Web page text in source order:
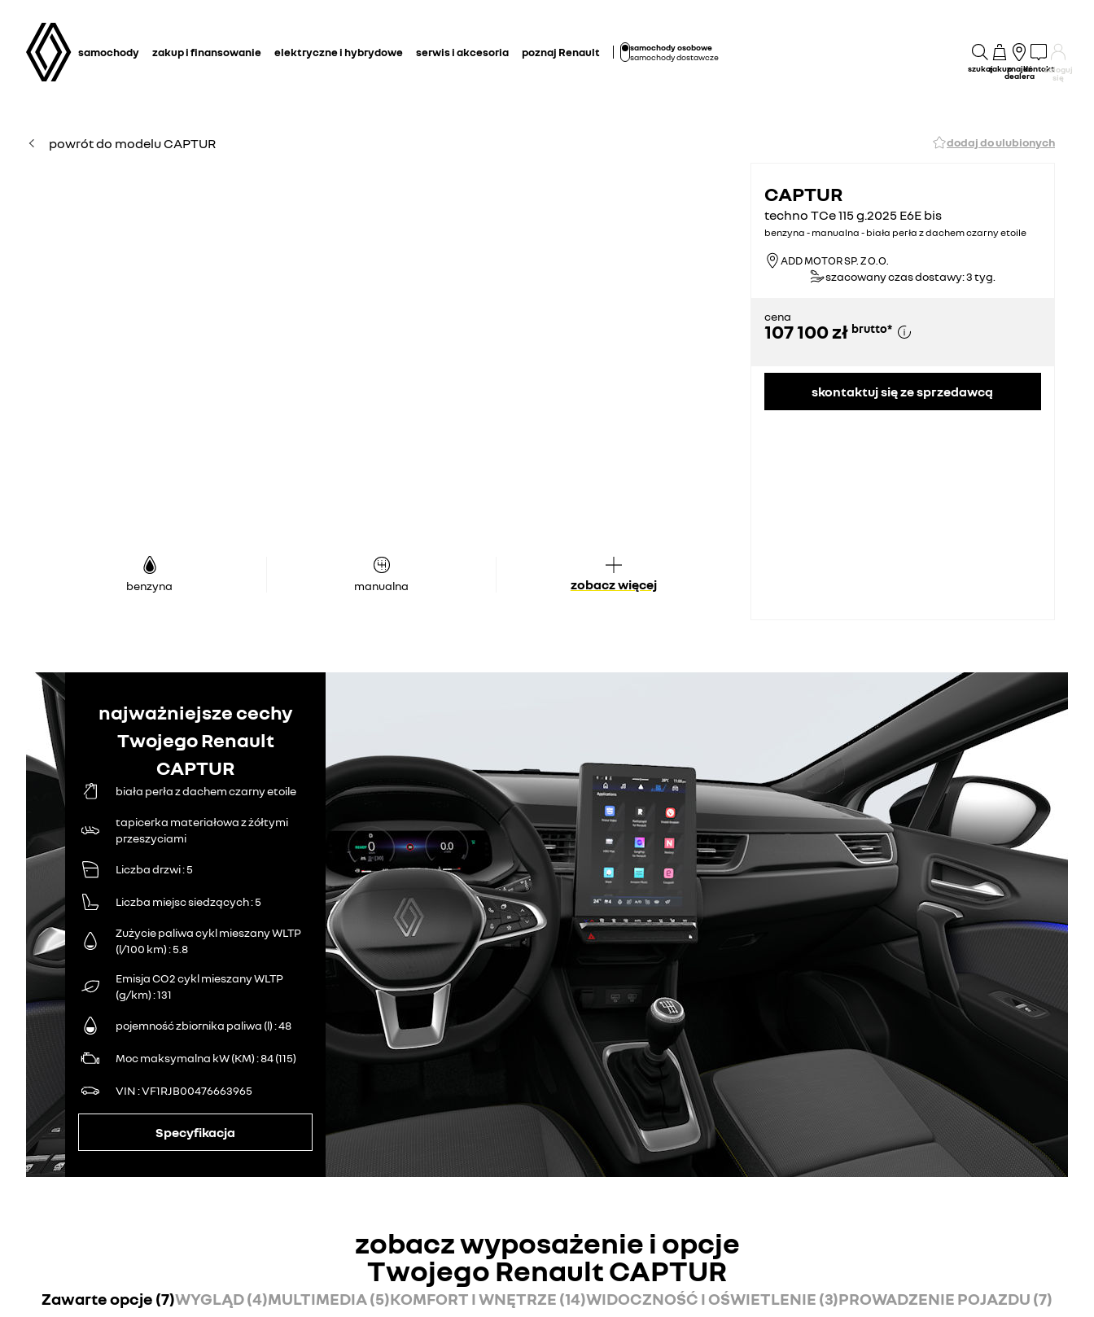
samochody zakup i finansowanie elektryczne i hybrydowe serwis i akcesoria poznaj Renault
samochody osobowe
samochody dostawcze
szukajzakupznajdź
dealera
kontaktZaloguj
się
powrót do modelu CAPTUR dodaj do ulubionych
benzyna manualna zobacz więcej
CAPTUR
techno TCe 115 g.2025 E6E bis
benzyna - manualna - biała perła z dachem czarny etoile
ADD MOTOR SP. Z O.O.
szacowany czas dostawy: 3 tyg.
cena
107 100 zł brutto*
skontaktuj się ze sprzedawcą
najważniejsze cechy
Twojego Renault
CAPTUR
biała perła z dachem czarny etoile
tapicerka materiałowa z żółtymi
przeszyciami
Liczba drzwi 5
Liczba miejsc siedzących 5
Zużycie paliwa cykl mieszany WLTP
(l/100 km) 5.8
Emisja CO2 cykl mieszany WLTP
(g/km) 131
pojemność zbiornika paliwa (l) 48
Moc maksymalna kW (KM) 84 (115)
VIN VF1RJB00476663965
Specyfikacja
zobacz wyposażenie i opcje
Twojego Renault CAPTUR
Zawarte opcje (7)WYGLĄD (4)MULTIMEDIA (5)KOMFORT I WNĘTRZE (14)WIDOCZNOŚĆ I OŚWIETLENIE (3)PROWADZENIE POJAZDU (7)